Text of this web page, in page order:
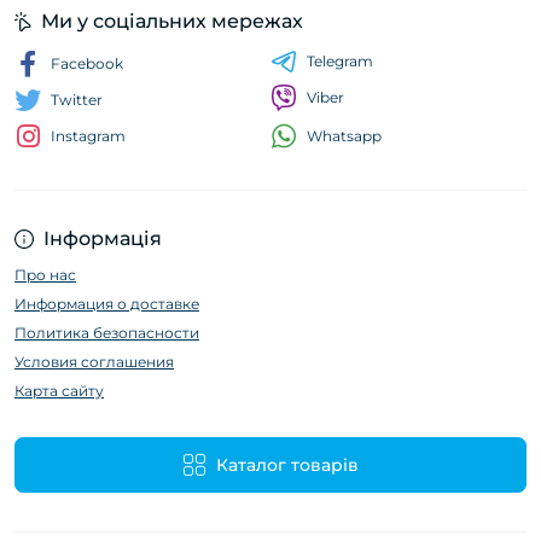
Інформація
Про нас
Информация о доставке
Политика безопасности
Условия соглашения
Карта сайту
Каталог товарів
Ми у соціальних мережах
Facebook
Twitter
Instagram
Telegram
Viber
Whatsapp